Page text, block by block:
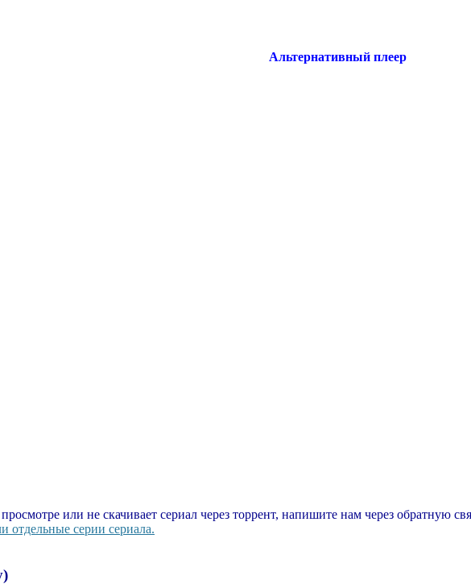
Альтернативный плеер
или не скачивает сериал через торрент, напишите нам через обратную
отдельные серии сериала.